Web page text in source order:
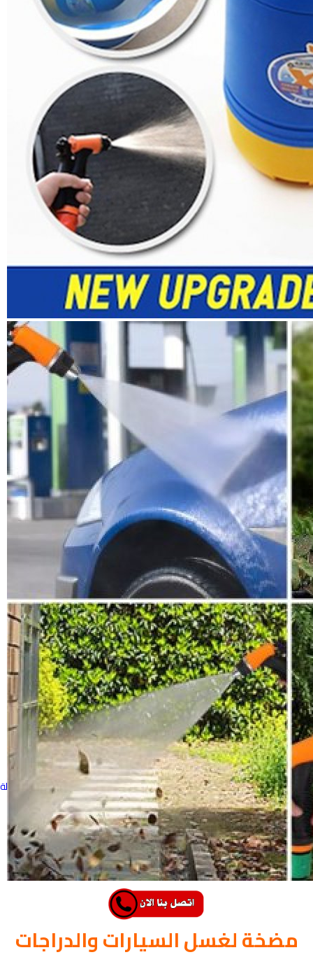
مضخة لغسل السيارات و الدراجات
والجدران
0.0 —
(0) تنويه
DH 549DH -27%
-
+
أضف إلى السلة
أطلب الان
165
ينظر الناس إلى المنتج
وصف
او
مضخة لغسل السيارات والدراجات